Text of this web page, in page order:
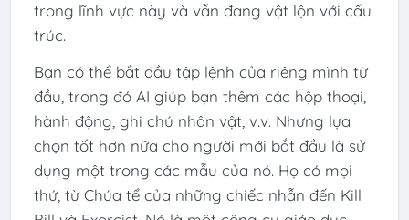
trong lĩnh vực này và vẫn đang vật lộn với cấu
trúc.
Bạn có thể bắt đầu tập lệnh của riêng mình từ
đầu, trong đó AI giúp bạn thêm các hộp thoại,
hành động, ghi chú nhân vật, v.v. Nhưng lựa
chọn tốt hơn nữa cho người mới bắt đầu là sử
dụng một trong các mẫu của nó. Họ có mọi
thứ, từ Chúa tể của những chiếc nhẫn đến Kill